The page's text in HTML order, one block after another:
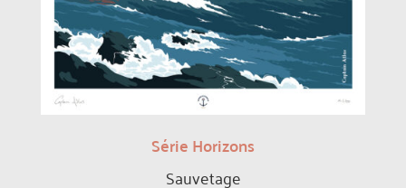
Série Horizons
Sauvetage